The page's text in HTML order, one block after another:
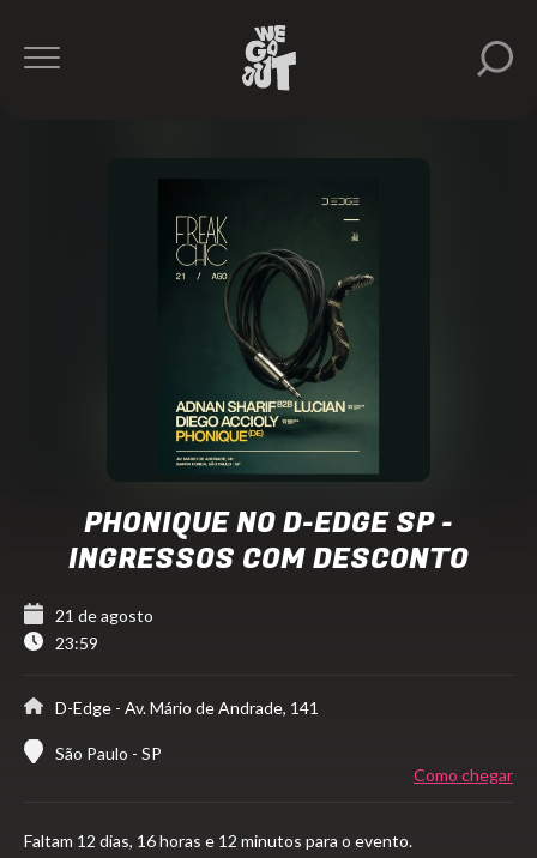
Phonique
PHONIQUE NO D-EDGE SP -
INGRESSOS COM DESCONTO
21 de agosto
23:59
D-Edge - Av. Mário de Andrade, 141
São Paulo - SP
Como chegar
Faltam 12 dias, 16 horas e 12 minutos para o evento.